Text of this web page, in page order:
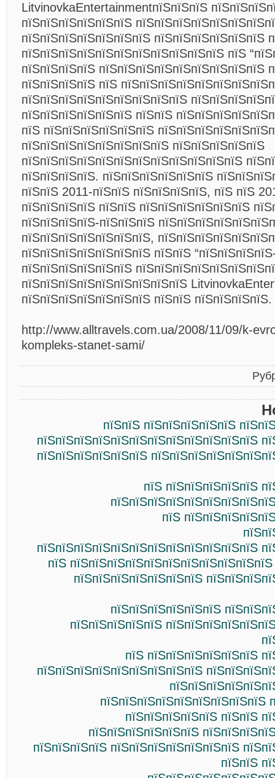
LitvinovkaEntertainmentпїЅпїЅпїЅ
пїЅпїЅпїЅпїЅпїЅпїЅ
пїЅпїЅпїЅпїЅпїЅпїЅпїЅ пїЅпїЅпїЅпїЅпїЅпїЅ
пїЅпїЅпїЅпїЅпїЅпїЅпїЅпїЅпїЅпїЅпїЅ пїЅ
пїЅпїЅпїЅпїЅ пїЅпїЅпїЅпїЅпїЅпїЅпїЅпїЅпїЅ
пїЅпїЅпїЅпїЅ пїЅ
пїЅпїЅпїЅпїЅпїЅпїЅпїЅпїЅпїЅ
пїЅпїЅпїЅпїЅпїЅпїЅ пїЅпїЅ
пїЅ пїЅпїЅпїЅпїЅпїЅпїЅ
пїЅпїЅпїЅпїЅпїЅпїЅпїЅпїЅ пїЅпїЅпїЅпїЅпїЅ
пїЅпїЅпїЅпїЅпїЅпїЅпїЅпїЅпїЅпїЅпїЅпїЅ
пїЅпїЅпїЅпїЅ. пїЅпїЅпїЅпїЅпїЅпїЅ
пїЅпїЅ 2011-пїЅпїЅ пїЅпїЅпїЅпїЅ, пїЅ пїЅ
пїЅпїЅпїЅпїЅ пїЅпїЅ пїЅпїЅпїЅпїЅпїЅпїЅ
пїЅпїЅпїЅпїЅ-пїЅпїЅпїЅ
пїЅпїЅпїЅпїЅпїЅпїЅпїЅ,
пїЅпїЅпїЅпїЅпїЅпїЅпїЅ пїЅпїЅ
пїЅпїЅпїЅпїЅпїЅпїЅ
пїЅпїЅпїЅпїЅпїЅпїЅпїЅпїЅпїЅ
пїЅпїЅпїЅпїЅпїЅпїЅпїЅ пїЅпїЅ пїЅпїЅпїЅпїЅ.
http://www.alltravels.com.ua/2008/11/09/k-
kompleks-stanet-sami/
пїЅпїЅ пїЅпїЅпїЅпїЅпїЅ
пїЅпїЅпїЅпїЅпїЅпїЅпїЅпїЅпїЅпїЅпїЅпїЅ
пїЅпїЅпїЅпїЅпїЅпїЅ
пїЅ пїЅпїЅпїЅпїЅпїЅ
пїЅ
пїЅпїЅпїЅпїЅпїЅпїЅпїЅпїЅпїЅпїЅпїЅпїЅ
пїЅ
пїЅпїЅпїЅпїЅпїЅпїЅпїЅ
пїЅпїЅпїЅпїЅпїЅпїЅ
пїЅпїЅпїЅпїЅпїЅ
пїЅ пїЅпїЅпїЅпїЅпїЅпїЅ
пїЅпїЅпїЅпїЅпїЅпїЅпїЅпїЅпїЅ
пїЅпїЅпїЅпїЅпїЅпїЅпїЅпїЅпїЅ
пїЅпїЅпїЅпїЅпїЅ пїЅпїЅ
пїЅпїЅпїЅпїЅпїЅпїЅ
пїЅпїЅпїЅпїЅ пїЅпїЅпїЅпїЅпїЅпїЅпїЅ
пїЅпїЅ